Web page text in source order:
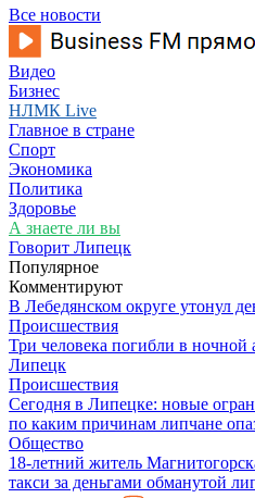
Все новости
Видео
Бизнес
НЛМК Live
Главное в стране
Спорт
Экономика
Политика
Здоровье
А знаете ли вы
Говорит Липецк
Популярное
Комментируют
В Лебедянском округе утонул
Происшествия
Три человека погибли в ночной
Липецк
Происшествия
Сегодня в Липецке: новые
по каким причинам липчане
Общество
18-летний житель
такси за деньгами обманутой